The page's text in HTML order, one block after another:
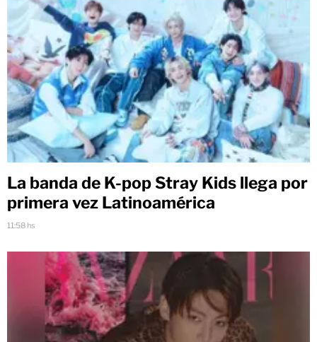
La banda de K-pop Stray Kids llega por
primera vez Latinoamérica
11:58 hs